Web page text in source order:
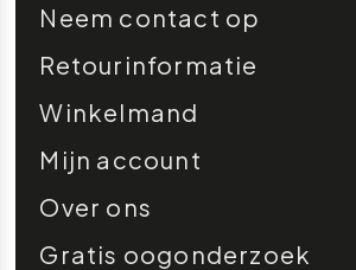
Neem contact op
Retourinformatie
Winkelmand
Mijn account
Over ons
Gratis oogonderzoek